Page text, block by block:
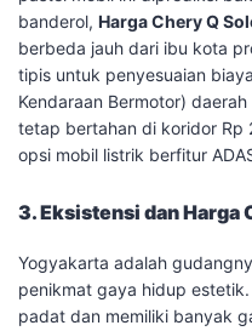
banderol, Harga Chery Q
berbeda jauh dari ibu kota
tipis untuk penyesuaian
Kendaraan Bermotor)
tetap bertahan di koridor Rp
opsi mobil listrik berfitur
3. Eksistensi dan Harga
​Yogyakarta adalah
penikmat gaya hidup
padat dan memiliki banyak